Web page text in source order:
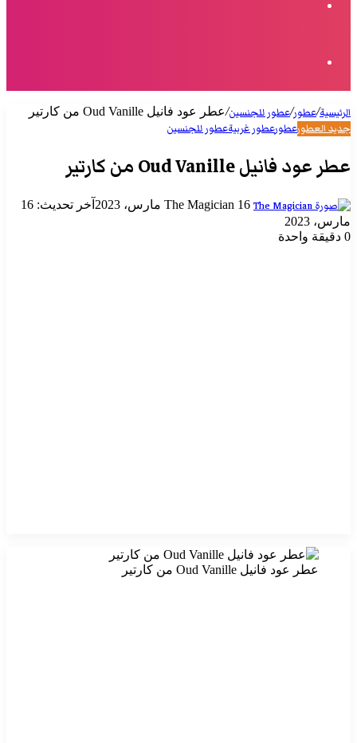
الرئيسية/عطور/عطور للجنسين/عطر عود فانيل Oud Vanille من كارتير
جديد العطورعطورعطور غربيةعطور للجنسين
عطر عود فانيل Oud Vanille من كارتير
The Magician
أرسل 16 مارس، 2023
آخر تحديث: 16
مارس، 2023
0 دقيقة واحدة
عطر عود فانيل Oud Vanille من كارتير